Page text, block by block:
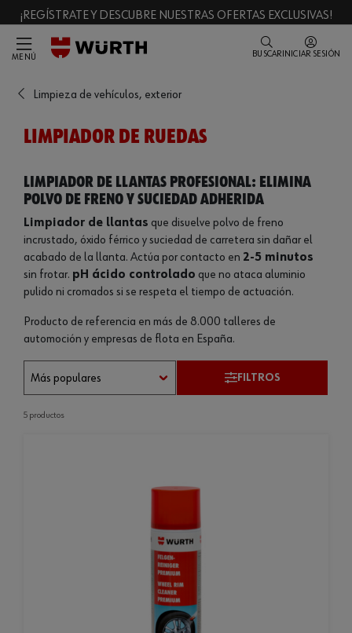
¡REGÍSTRATE Y DESCUBRE NUESTRAS OFERTAS EXCLUSIVAS!
MENÚ BUSCAR INICIAR SESIÓN
Limpieza de vehículos, exterior
LIMPIADOR DE RUEDAS
Limpiador de llantas profesional: elimina
polvo de freno y suciedad adherida
Limpiador de llantas que disuelve polvo de freno
incrustado, óxido férrico y suciedad de carretera sin dañar el
acabado de la llanta. Actúa por contacto en 2-5 minutos
sin frotar. pH ácido controlado que no ataca aluminio
pulido ni cromados si se respeta el tiempo de actuación.
Producto de referencia en más de 8.000 talleres de
automoción y empresas de flota en España.
FILTROS
5 productos